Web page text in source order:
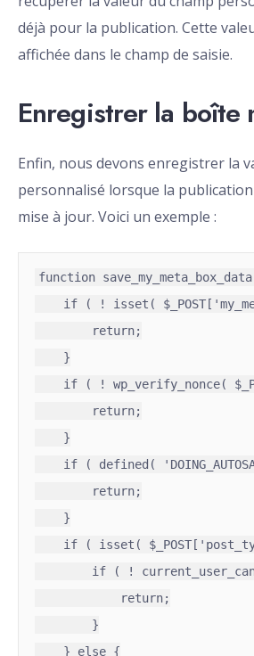
déjà pour la publication. Cette
affichée dans le champ de saisie.
Enregistrer la boîte
Enfin, nous devons enregistrer la
personnalisé lorsque la
mise à jour. Voici un exemple :
function
if ( ! isset(
        return;
    }
if ( ! wp_verify_nonce(
        return;
    }
if ( defined(
        return;
    }
if ( isset(
if ( !
            return;
        }
    } else {